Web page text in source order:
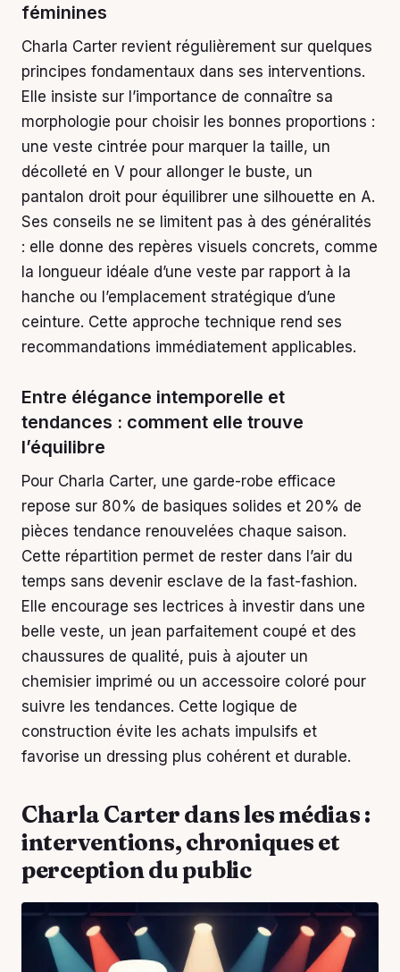
féminines
Charla Carter revient régulièrement sur quelques
principes fondamentaux dans ses interventions.
Elle insiste sur l’importance de connaître sa
morphologie pour choisir les bonnes proportions :
une veste cintrée pour marquer la taille, un
décolleté en V pour allonger le buste, un
pantalon droit pour équilibrer une silhouette en A.
Ses conseils ne se limitent pas à des généralités
: elle donne des repères visuels concrets, comme
la longueur idéale d’une veste par rapport à la
hanche ou l’emplacement stratégique d’une
ceinture. Cette approche technique rend ses
recommandations immédiatement applicables.
Entre élégance intemporelle et
tendances : comment elle trouve
l’équilibre
Pour Charla Carter, une garde-robe efficace
repose sur 80% de basiques solides et 20% de
pièces tendance renouvelées chaque saison.
Cette répartition permet de rester dans l’air du
temps sans devenir esclave de la fast-fashion.
Elle encourage ses lectrices à investir dans une
belle veste, un jean parfaitement coupé et des
chaussures de qualité, puis à ajouter un
chemisier imprimé ou un accessoire coloré pour
suivre les tendances. Cette logique de
construction évite les achats impulsifs et
favorise un dressing plus cohérent et durable.
Charla Carter dans les médias :
interventions, chroniques et
perception du public